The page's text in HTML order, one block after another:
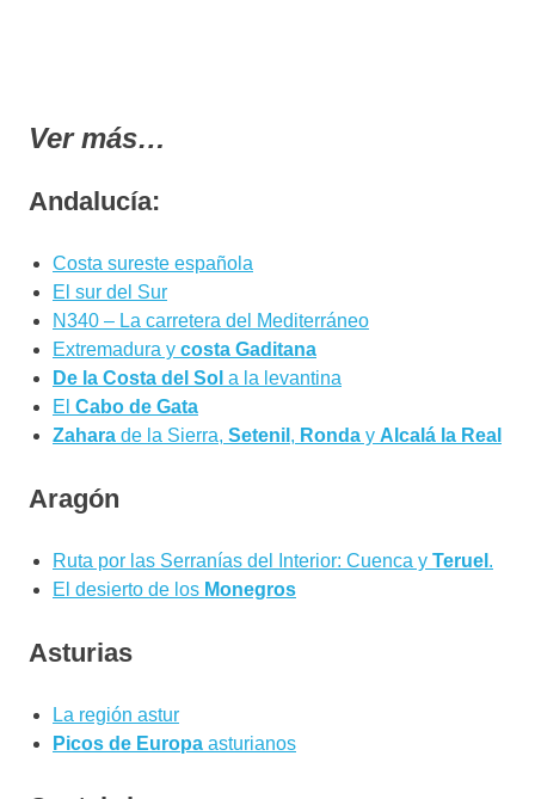
Ver más…
Andalucía:
Costa sureste española
El sur del Sur
N340 – La carretera del Mediterráneo
Extremadura y costa Gaditana
De la Costa del Sol a la levantina
El Cabo de Gata
Zahara de la Sierra, Setenil , Ronda y Alcalá la Real
Aragón
Ruta por las Serranías del Interior: Cuenca y Teruel .
El desierto de los Monegros
Asturias
La región astur
Picos de Europa asturianos